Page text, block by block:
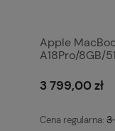
Apple
A18Pro/8GB/
3 799,00 zł
Cena regularna: 3